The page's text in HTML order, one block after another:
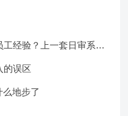
经验？上一套日审系
的误区
地步了